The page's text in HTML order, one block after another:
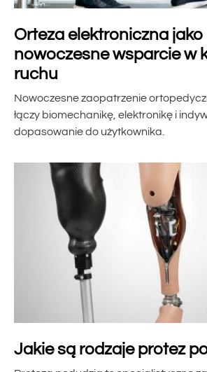
Orteza elektroniczna jako
nowoczesne wsparcie w
ruchu
Nowoczesne zaopatrzenie
łączy biomechanikę, elektronikę i
dopasowanie do użytkownika.
Jakie są rodzaje protez